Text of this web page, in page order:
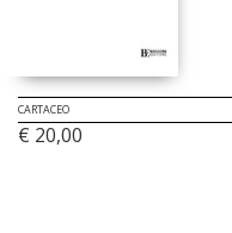
CARTACEO
€ 20,00